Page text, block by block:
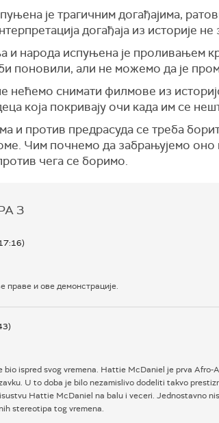
је трагичним догађајима,
догађаја из историје
и народа испуњена је
поновили, али не можемо да је
нећемо снимати филмове из
која покривају очи када им се
и против предрасуда се треба
Чим почнемо да забрањујемо
чега се боримо.
3
праве и ове демонстрације.
bio ispred svog vremena. Hattie McDaniel je prva
U to doba je bilo nezamislivo dodeliti takvo
Hattie McDaniel na balu i veceri. Jednostavno
stereotipa tog vremena.